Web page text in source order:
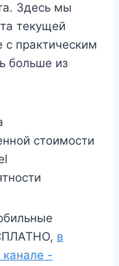
Здесь мы
текущей
с практическим
больше из
стоимости
в
-